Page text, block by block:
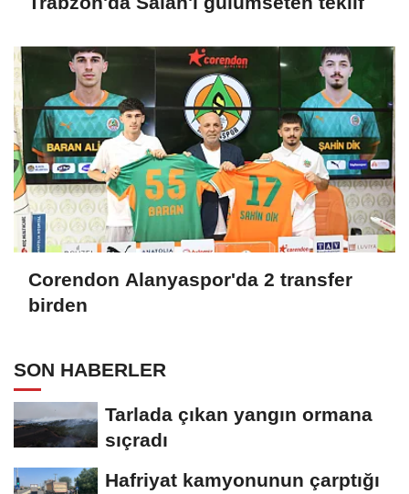
Corendon Alanyaspor'da 2 transfer
birden
SON HABERLER
Tarlada çıkan yangın ormana
sıçradı
Hafriyat kamyonunun çarptığı